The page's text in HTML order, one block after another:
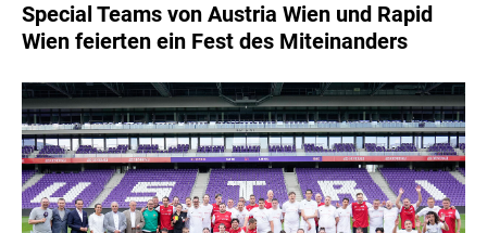
KESCH
BARFLY'S CLUB
SPORTS MEDIA AUSTRIA
CULINARIUS
RECYCLEMICH-INITIATIVE
VIER HOCH VIER
ALFIES
Special Teams von Austria Wien und Rapid
Wien feierten ein Fest des Miteinanders